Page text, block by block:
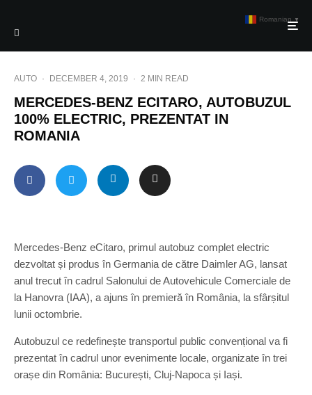
AUTO · DECEMBER 4, 2019 · 2 MIN READ
MERCEDES-BENZ ECITARO, AUTOBUZUL
100% ELECTRIC, PREZENTAT IN
ROMANIA
Mercedes-Benz eCitaro, primul autobuz complet electric
dezvoltat și produs în Germania de către Daimler AG, lansat
anul trecut în cadrul Salonului de Autovehicule Comerciale de
la Hanovra (IAA), a ajuns în premieră în România, la sfârșitul
lunii octombrie.
Autobuzul ce redefinește transportul public convențional va fi
prezentat în cadrul unor evenimente locale, organizate în trei
orașe din România: București, Cluj-Napoca și Iași.
Romanian ▼